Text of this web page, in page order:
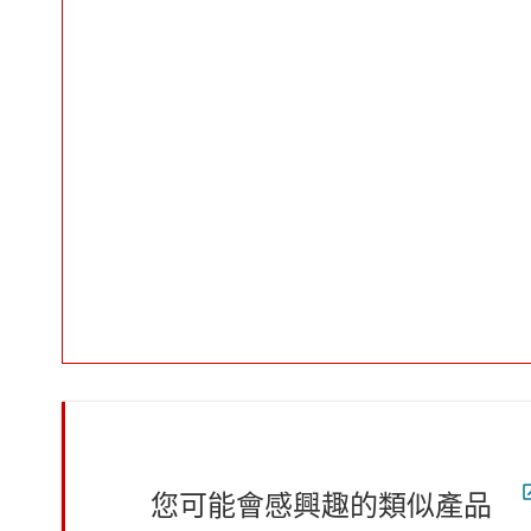
您可能會感興趣的類似產品